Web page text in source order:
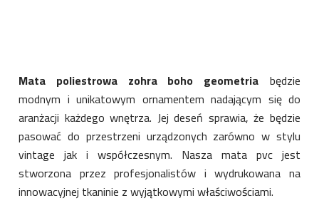
Mata poliestrowa zohra boho geometria będzie
modnym i unikatowym ornamentem nadającym się do
aranżacji każdego wnętrza. Jej deseń sprawia, że będzie
pasować do przestrzeni urządzonych zarówno w stylu
vintage jak i współczesnym. Nasza mata pvc jest
stworzona przez profesjonalistów i wydrukowana na
innowacyjnej tkaninie z wyjątkowymi właściwościami.